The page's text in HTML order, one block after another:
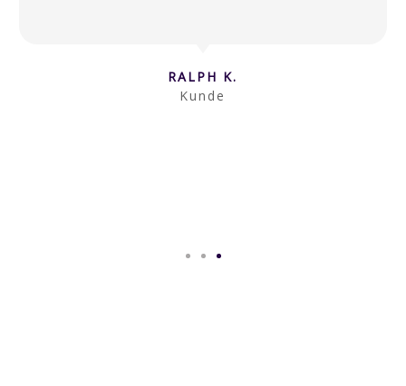
RALPH K.
Kunde